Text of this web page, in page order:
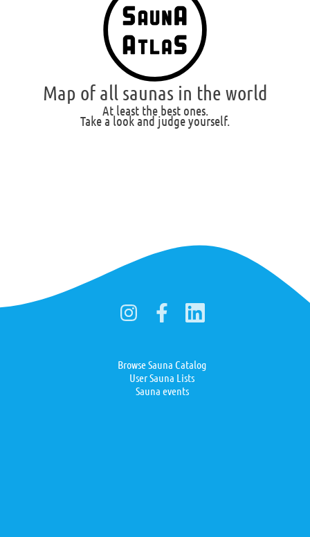
Map of all saunas in the world
At least the best ones.
Take a look and judge yourself.
Browse Sauna Catalog
User Sauna Lists
Sauna events